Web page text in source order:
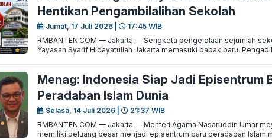
Hentikan Pengambilalihan Sekolah
Jumat, 17 Juli 2026 |
17:45 WIB
RMBANTEN.COM — Jakarta — Sengketa pengelolaan sejumlah
Yayasan Syarif Hidayatullah Jakarta memasuki babak baru.
Menag: Indonesia Siap Jadi Episentrum
Peradaban Islam Dunia
Selasa, 14 Juli 2026 |
21:37 WIB
RMBANTEN.COM — Jakarta — Menteri Agama Nasaruddin Umar
memiliki peluang besar menjadi episentrum baru peradaban Islam